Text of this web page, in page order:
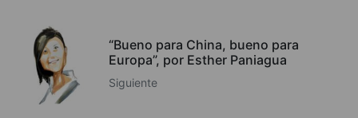
“Bueno para China, bueno para
Europa”, por Esther Paniagua
Siguiente